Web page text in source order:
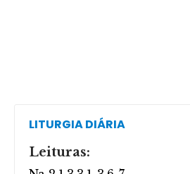
LITURGIA DIÁRIA